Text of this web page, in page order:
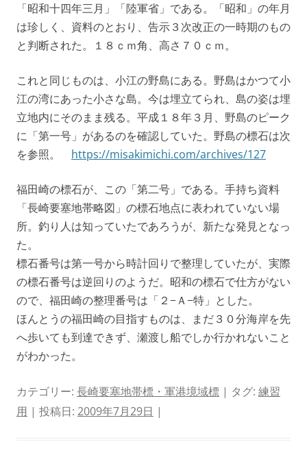
「昭和十四年三月」「陸軍省」である。「昭和」の年月
は珍しく、資料のとおり、告示３次改正の一時期のもの
と判断された。１８ｃｍ角、高さ７０ｃｍ。
これと同じものは、小江の野島にある。野島はかつて小
江の湾にあった小さな島。今は埋立てられ、島の姿は埋
立地内にそのまま残る。平成１８年３月、野島のピーク
に「第一号」があるのを確認していた。野島の標石は次
を参照。 https://misakimichi.com/archives/127
福田崎の標石が、この「第二号」である。手持ち資料
「長崎要塞地帯略図」の標石地点に表われていない場
所。釣り人は知っていたであろうが、新たな発見となっ
た。
標石番号は第一号から時計回りで整理していたが、実際
の標石番号は逆回りのようだ。昭和の標石で仕方がない
ので、福田崎の整理番号は「２−Ａ−特」とした。
ほんとうの福田崎の目指すものは、まだ３０分海岸を先
へ歩いても到達できず、瀬渡し船でしか行かれないこと
がわかった。
カテゴリー: 長崎要塞地帯標・軍港境域標 | タグ: 練習
用 | 投稿日: 2009年7月29日 |